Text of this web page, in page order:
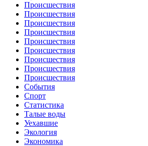
Происшествия
Происшествия
Происшествия
Происшествия
Происшествия
Происшествия
Происшествия
Происшествия
Происшествия
События
Спорт
Статистика
Талые воды
Уехавшие
Экология
Экономика